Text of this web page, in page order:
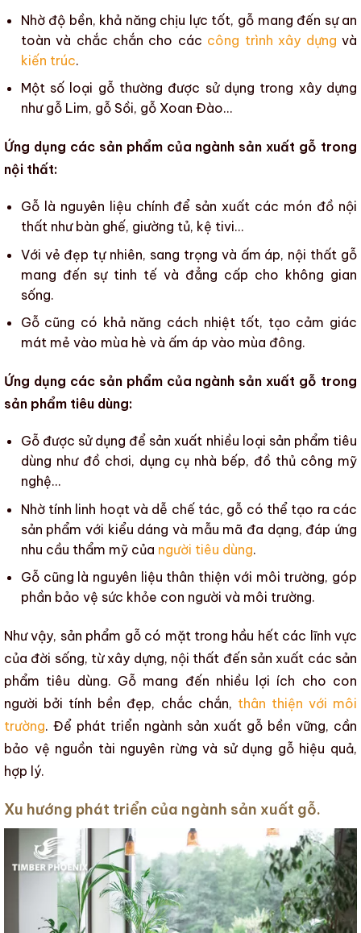
Nhờ độ bền, khả năng chịu lực tốt, gỗ mang đến sự an
toàn và chắc chắn cho các công trình xây dựng và
kiến trúc.
Một số loại gỗ thường được sử dụng trong xây dựng
như gỗ Lim, gỗ Sồi, gỗ Xoan Đào…
Ứng dụng các sản phẩm của ngành sản xuất gỗ trong
nội thất:
Gỗ là nguyên liệu chính để sản xuất các món đồ nội
thấtnhư bàn ghế, giường tủ, kệ tivi…
Với vẻ đẹp tự nhiên, sang trọng và ấm áp, nội thất gỗ
mang đến sự tinh tế và đẳng cấp cho không gian
sống.
Gỗ cũng có khả năng cách nhiệt tốt, tạo cảm giác
mát mẻ vào mùa hè và ấm áp vào mùa đông.
Ứng dụng các sản phẩm của ngành sản xuất gỗ trong
sản phẩm tiêu dùng:
Gỗ được sử dụng để sản xuất nhiều loại sản phẩm tiêu
dùng như đồ chơi, dụng cụ nhà bếp, đồ thủ công mỹ
nghệ…
Nhờ tính linh hoạt và dễ chế tác, gỗ có thể tạo ra các
sản phẩm với kiểu dáng và mẫu mã đa dạng, đáp ứng
nhu cầu thẩm mỹ của người tiêu dùng.
Gỗ cũng là nguyên liệu thân thiện với môi trường, góp
phần bảo vệ sức khỏe con người và môi trường.
Như vậy, sản phẩm gỗcó mặt trong hầu hết các lĩnh vực
của đời sống, từxây dựng, nội thất đến sản xuất các sản
phẩm tiêu dùng. Gỗ mang đến nhiều lợi ích cho con
người bởi tính bền đẹp, chắc chắn, thân thiện với môi
trường. Để phát triển ngành sản xuất gỗ bền vững, cần
bảo vệ nguồn tài nguyên rừng và sử dụng gỗ hiệu quả,
hợp lý.
Xu hướng phát triển của ngành sản xuất gỗ.